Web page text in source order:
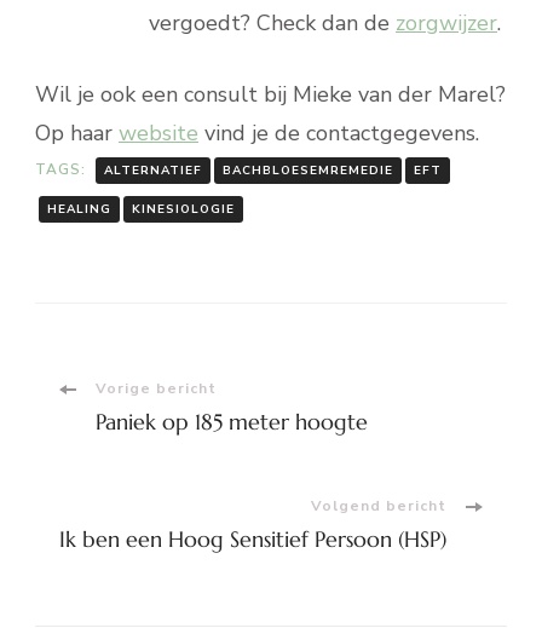
vergoedt? Check dan de zorgwijzer.
Wil je ook een consult bij Mieke van der Marel?
Op haar website vind je de contactgegevens.
TAGS: ALTERNATIEF BACHBLOESEMREMEDIE EFT
HEALING KINESIOLOGIE
Bericht
Vorige bericht
Paniek op 185 meter hoogte
Volgend bericht
Ik ben een Hoog Sensitief Persoon (HSP)